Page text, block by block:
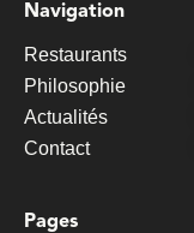
Navigation
Restaurants
Philosophie
Actualités
Contact
Pages